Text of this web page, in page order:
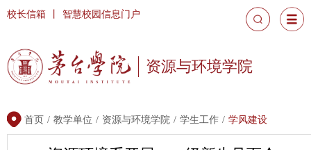
资源与环境学院
校长信箱 智慧校园信息门户
首页 / 教学单位 / 资源与环境学院 / 学生工作 / 学风建设